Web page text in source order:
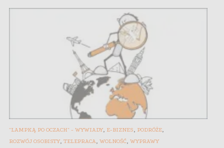
"LAMPKĄ PO OCZACH" - WYWIADY, E-BIZNES PODRÓŻE
ROZWÓJ OSOBISTY, TELEPRACA WOLNOŚĆ WYPRAWY